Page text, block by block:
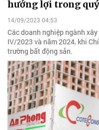
hưởng lợi trong quý
14/09/2023 04:53
Các doanh nghiệp ngành
IV/2023 và năm 2024, khi
trường bất động sản.